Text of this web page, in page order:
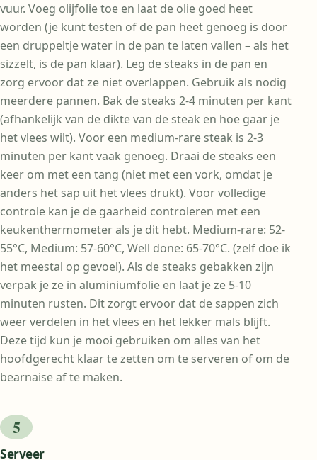
vuur. Voeg olijfolie toe en laat de olie goed heet
worden (je kunt testen of de pan heet genoeg is door
een druppeltje water in de pan te laten vallen – als het
sizzelt, is de pan klaar). Leg de steaks in de pan en
zorg ervoor dat ze niet overlappen. Gebruik als nodig
meerdere pannen. Bak de steaks 2-4 minuten per kant
(afhankelijk van de dikte van de steak en hoe gaar je
het vlees wilt). Voor een medium-rare steak is 2-3
minuten per kant vaak genoeg. Draai de steaks een
keer om met een tang (niet met een vork, omdat je
anders het sap uit het vlees drukt). Voor volledige
controle kan je de gaarheid controleren met een
keukenthermometer als je dit hebt. Medium-rare: 52-
55°C, Medium: 57-60°C, Well done: 65-70°C. (zelf doe ik
het meestal op gevoel). Als de steaks gebakken zijn
verpak je ze in aluminiumfolie en laat je ze 5-10
minuten rusten. Dit zorgt ervoor dat de sappen zich
weer verdelen in het vlees en het lekker mals blijft.
Deze tijd kun je mooi gebruiken om alles van het
hoofdgerecht klaar te zetten om te serveren of om de
bearnaise af te maken.
Serveer